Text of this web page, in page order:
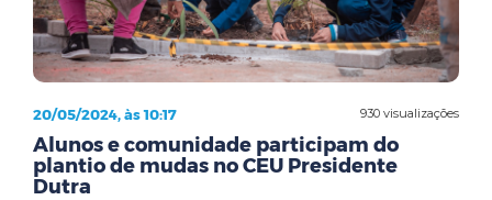
930 visualizações
20/05/2024, às 10:17
Alunos e comunidade participam do
plantio de mudas no CEU Presidente
Dutra